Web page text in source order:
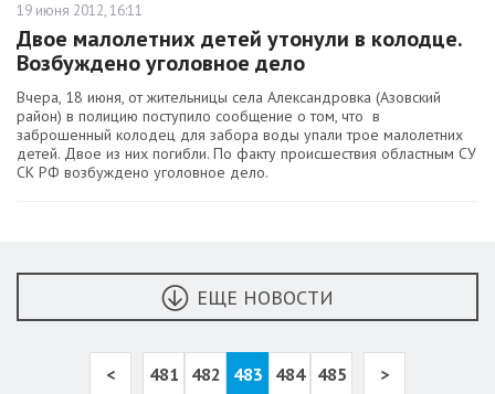
19 июня 2012, 16:11
Двое малолетних детей утонули в колодце.
Возбуждено уголовное дело
Вчера, 18 июня, от жительницы села Александровка (Азовский
район) в полицию поступило сообщение о том, что в
заброшенный колодец для забора воды упали трое малолетних
детей. Двое из них погибли. По факту происшествия областным СУ
СК РФ возбуждено уголовное дело.
ЕЩЕ НОВОСТИ
< 481 482 483 484 485 >